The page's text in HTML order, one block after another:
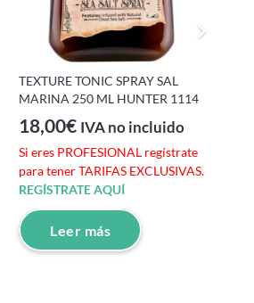
TEXTURE TONIC SPRAY SAL
MARINA 250 ML HUNTER 1114
18,00€ IVA no incluido
Si eres PROFESIONAL regístrate
para tener TARIFAS EXCLUSIVAS.
REGÍSTRATE AQUÍ
Leer más